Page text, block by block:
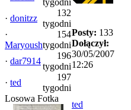
tygodni
· donitzz
132
tygodni
·
Maryoush
154
tygodni
· dar7914
196
tygodni
· ted
197
tygodni
Losowa Fotka
Posty: 133
Dołączył:
30/05/2007
12:26
ted